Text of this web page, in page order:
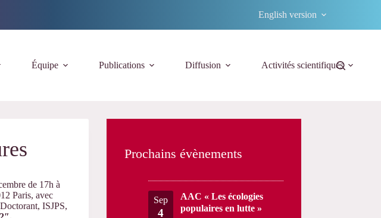
English version
Équipe Publications Diffusion Activités scientifiques
de 17h à
Paris, avec
ISJPS,
Prochains évènements
Sep
4
AAC « Les écologies
populaires en lutte »